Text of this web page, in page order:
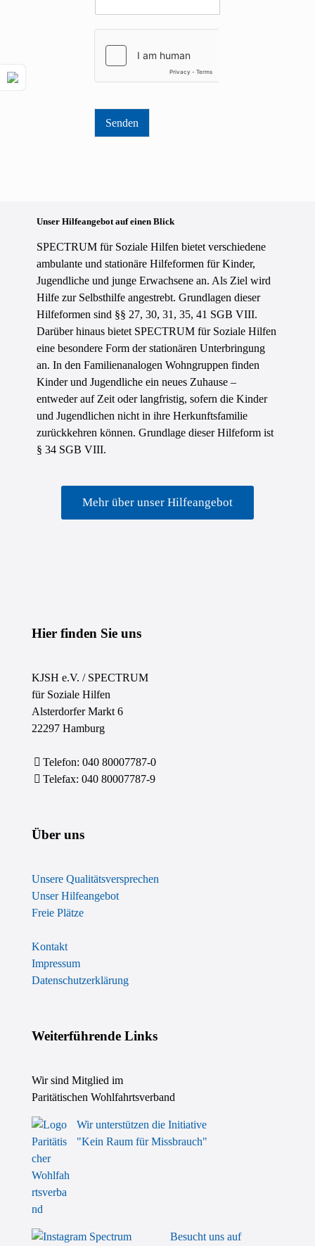
Senden
Unser Hilfeangebot auf einen Blick
SPECTRUM für Soziale Hilfen bietet verschiedene
ambulante und stationäre Hilfeformen für Kinder,
Jugendliche und junge Erwachsene an. Als Ziel wird
Hilfe zur Selbsthilfe angestrebt. Grundlagen dieser
Hilfeformen sind §§ 27, 30, 31, 35, 41 SGB VIII.
Darüber hinaus bietet SPECTRUM für Soziale Hilfen
eine besondere Form der stationären Unterbringung
an. In den Familienanalogen Wohngruppen finden
Kinder und Jugendliche ein neues Zuhause –
entweder auf Zeit oder langfristig, sofern die Kinder
und Jugendlichen nicht in ihre Herkunftsfamilie
zurückkehren können. Grundlage dieser Hilfeform ist
§ 34 SGB VIII.
Mehr über unser Hilfeangebot
Hier finden Sie uns
KJSH e.V. / SPECTRUM
für Soziale Hilfen
Alsterdorfer Markt 6
22297 Hamburg
Telefon: 040 80007787-0
Telefax: 040 80007787-9
Über uns
Unsere Qualitätsversprechen
Unser Hilfeangebot
Freie Plätze
Kontakt
Impressum
Datenschutzerklärung
Weiterführende Links
Wir sind Mitglied im
Paritätischen Wohlfahrtsverband
Wir unterstützen die Initiative
"Kein Raum für Missbrauch"
Besucht uns auf